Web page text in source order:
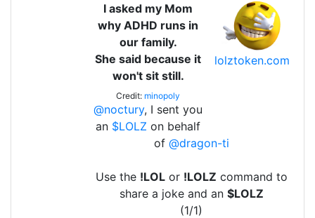
lolztoken.com
I asked my Mom
why ADHD runs in
our family.
She said because it
won't sit still.
Credit: minopoly
@noctury, I sent you
an $LOLZ on behalf
of @dragon-ti
Use the !LOLor !LOLZ command to
share a joke and an $LOLZ
(1/1)